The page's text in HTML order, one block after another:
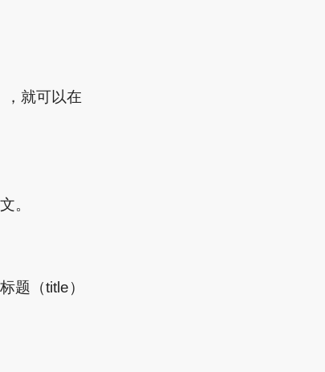
，就可以在
。
题（title）